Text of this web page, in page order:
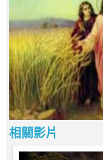
相關影片